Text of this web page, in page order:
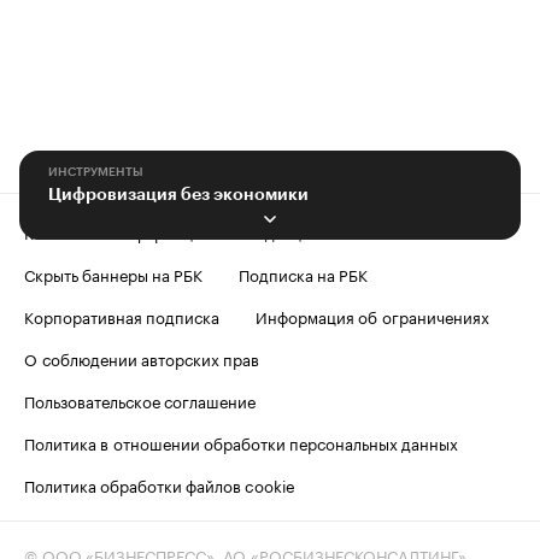
ИНСТРУМЕНТЫ
Цифровизация без экономики
Контактная информация
Скрыть баннеры на РБК
Подписка на РБК
Корпоративная подписка
Информация об ограничениях
О соблюдении авторских прав
Пользовательское соглашение
Политика в отношении обработки персональных данных
Политика обработки файлов cookie